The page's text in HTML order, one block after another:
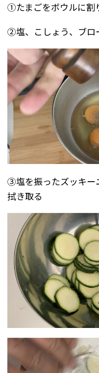
①たまごをボウルに割
②塩、こしょう、ブロ
③塩を振ったズッキー
拭き取る